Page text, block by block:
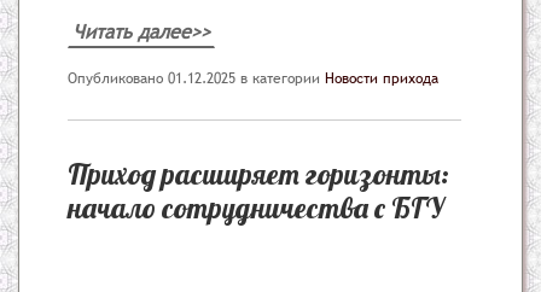
Читать далее>>
Опубликовано 01.12.2025 в категории Новости прихода
Приход расширяет горизонты:
начало сотрудничества с БГУ